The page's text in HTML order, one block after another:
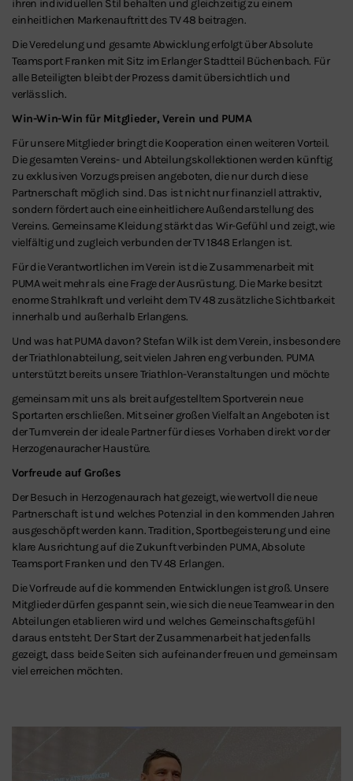
ihren individuellen Stil behalten und gleichzeitig zu einem
einheitlichen Markenauftritt des TV 48 beitragen.
Die Veredelung und gesamte Abwicklung erfolgt über Absolute
Teamsport Franken mit Sitz im Erlanger Stadtteil Büchenbach. Für
alle Beteiligten bleibt der Prozess damit übersichtlich und
verlässlich.
Win-Win-Win für Mitglieder, Verein und PUMA
Für unsere Mitglieder bringt die Kooperation einen weiteren Vorteil.
Die gesamten Vereins- und Abteilungskollektionen werden künftig
zu exklusiven Vorzugspreisen angeboten, die nur durch diese
Partnerschaft möglich sind. Das ist nicht nur finanziell attraktiv,
sondern fördert auch eine einheitlichere Außendarstellung des
Vereins. Gemeinsame Kleidung stärkt das Wir-Gefühl und zeigt, wie
vielfältig und zugleich verbunden der TV 1848 Erlangen ist.
Für die Verantwortlichen im Verein ist die Zusammenarbeit mit
PUMA weit mehr als eine Frage der Ausrüstung. Die Marke besitzt
enorme Strahlkraft und verleiht dem TV 48 zusätzliche Sichtbarkeit
innerhalb und außerhalb Erlangens.
Und was hat PUMA davon? Stefan Wilk ist dem Verein, insbesondere
der Triathlonabteilung, seit vielen Jahren eng verbunden. PUMA
unterstützt bereits unsere Triathlon-Veranstaltungen und möchte
gemeinsam mit uns als breit aufgestelltem Sportverein neue
Sportarten erschließen. Mit seiner großen Vielfalt an Angeboten ist
der Turnverein der ideale Partner für dieses Vorhaben direkt vor der
Herzogenauracher Haustüre.
Vorfreude auf Großes
Der Besuch in Herzogenaurach hat gezeigt, wie wertvoll die neue
Partnerschaft ist und welches Potenzial in den kommenden Jahren
ausgeschöpft werden kann. Tradition, Sportbegeisterung und eine
klare Ausrichtung auf die Zukunft verbinden PUMA, Absolute
Teamsport Franken und den TV 48 Erlangen.
Die Vorfreude auf die kommenden Entwicklungen ist groß. Unsere
Mitglieder dürfen gespannt sein, wie sich die neue Teamwear in den
Abteilungen etablieren wird und welches Gemeinschaftsgefühl
daraus entsteht. Der Start der Zusammenarbeit hat jedenfalls
gezeigt, dass beide Seiten sich aufeinander freuen und gemeinsam
viel erreichen möchten.